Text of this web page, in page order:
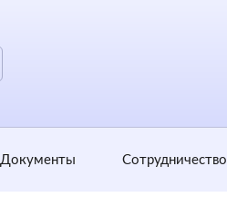
Документы Сотрудничество